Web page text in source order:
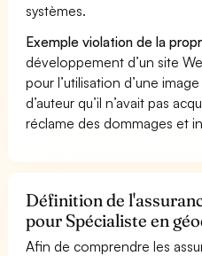
systèmes.
Exemple violation de la
développement d’un site
pour l’utilisation d’une
d’auteur qu’il n’avait pas
réclame des dommages et
Définition de
pour Spécialiste en
Afin de comprendre les